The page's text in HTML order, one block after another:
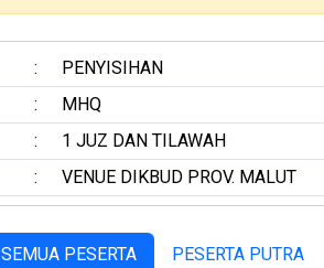
:
PENYISIHAN
:
MHQ
:
1 JUZ DAN TILAWAH
: VENUE DIKBUD PROV. MALUT
SEMUA PESERTA PESERTA PUTRA